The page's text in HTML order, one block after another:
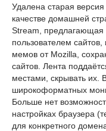
Удалена старая
качестве домашней
Stream,
пользователем сайтов,
мемов от Mozilla,
сайтов. Лента
местами, скрывать их.
широкоформатных
Больше нет
настройках браузера
для конкретного